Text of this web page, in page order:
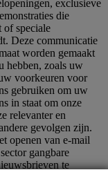
exclusieve
die
of speciale
Deze communicatie
worden gemaakt
hebben, zoals uw
voorkeuren voor
gebruiken om uw
in staat om onze
relevanter en
gevolgen zijn.
openen van e-mail
gangbare
te